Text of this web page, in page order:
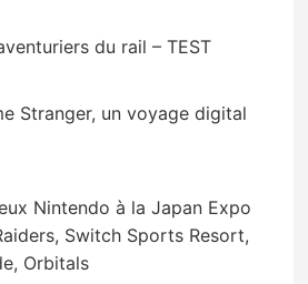
du rail – TEST
Stranger, un voyage digital
Nintendo à la Japan Expo
Switch Sports Resort,
Orbitals